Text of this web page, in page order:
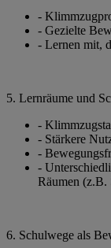
-
- Gezielte
- Lernen mit,
5. Lernräume und
-
- Stärkere
-
-
Räumen (z.B.
6. Schulwege als